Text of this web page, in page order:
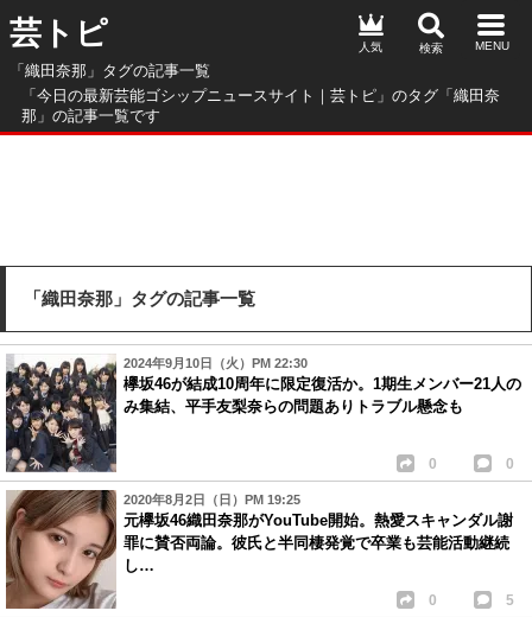
芸トピ
「織田奈那」タグの記事一覧
「今日の最新芸能ゴシップニュースサイト｜芸トピ」のタグ「織田奈
那」の記事一覧です
人気
「織田奈那」タグの記事一覧
2024年9月10日（火）PM 22:30
欅坂46が結成10周年に限定復活か。1期生メンバー21人の
み集結、平手友梨奈らの問題ありトラブル懸念も
0 0
2020年8月2日（日）PM 19:25
元欅坂46織田奈那がYouTube開始。熱愛スキャンダル謝
罪に賛否両論。彼氏と半同棲発覚で卒業も芸能活動継続
し…
0 5